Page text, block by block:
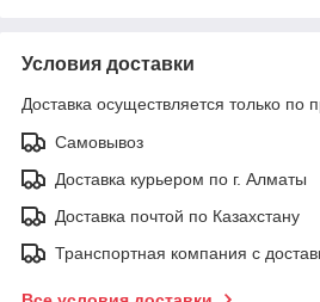
Условия доставки
Доставка осуществляется только по
Самовывоз
Доставка курьером по г. Алматы
Доставка почтой по Казахстану
Транспортная компания с